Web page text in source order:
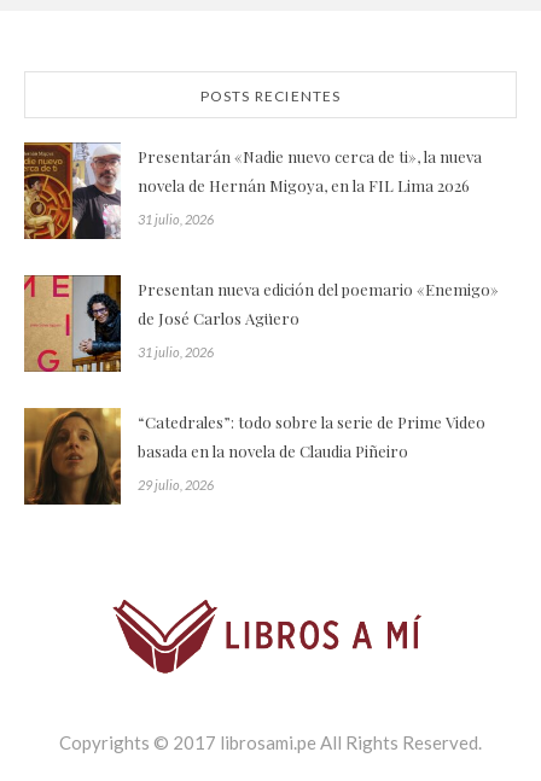
POSTS RECIENTES
Presentarán «Nadie nuevo cerca de ti», la nueva
novela de Hernán Migoya, en la FIL Lima 2026
31 julio, 2026
Presentan nueva edición del poemario «Enemigo»
de José Carlos Agüero
31 julio, 2026
“Catedrales”: todo sobre la serie de Prime Video
basada en la novela de Claudia Piñeiro
29 julio, 2026
Copyrights © 2017 librosami.pe All Rights Reserved.